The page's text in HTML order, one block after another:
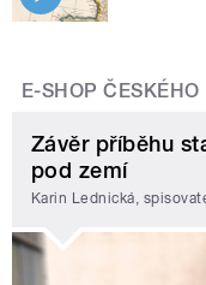
E-SHOP
Závěr příběhu
pod zemí
Karin Lednická,